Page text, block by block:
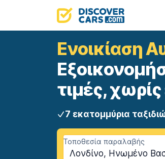
Ενοικίαση
τιμές,
7 εκατομμύρια
Τοποθεσία παραλαβής
Λονδίνο, Ηνωμένο